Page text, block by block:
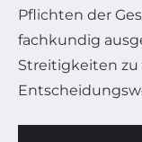
Pflichten der
fachkundig
Streitigkeiten